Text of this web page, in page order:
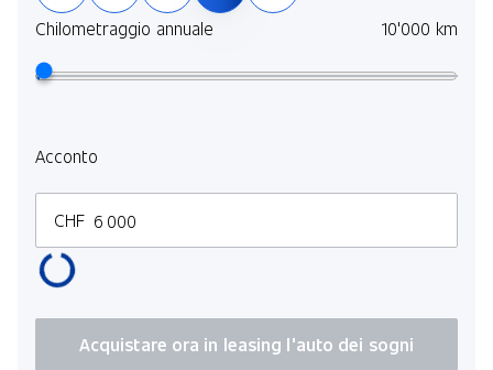
Chilometraggio annuale
10'000 km
Acconto
CHF
Acquistare ora in leasing l'auto dei sogni